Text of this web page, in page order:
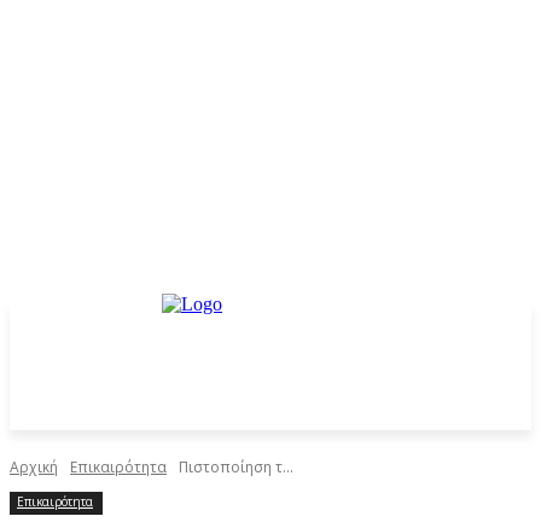
Αρχική Επικαιρότητα Πιστοποίηση τ...
Επικαιρότητα